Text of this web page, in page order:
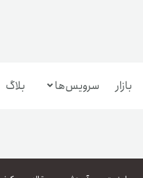
بازار سرویس‌ها
بازار تترلند
بلاگ